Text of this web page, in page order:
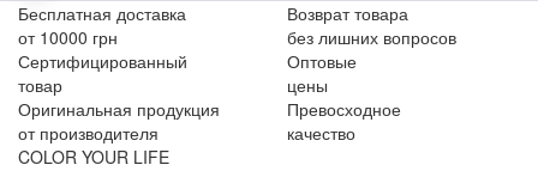
Бесплатная доставка
от 10000 грн
Возврат товара
без лишних вопросов
Сертифицированный
товар
Оптовые
цены
Оригинальная продукция
от производителя
Превосходное
качество
COLOR YOUR LIFE